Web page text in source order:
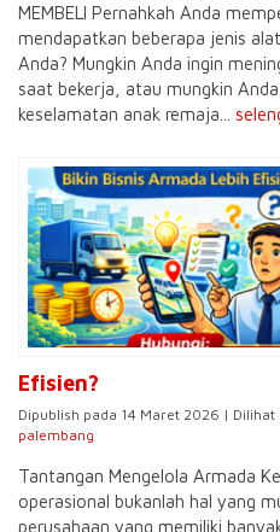
MEMBELI Pernahkah Anda
mendapatkan beberapa jenis
Anda? Mungkin Anda ingin
saat bekerja, atau mungkin
keselamatan anak remaja...
Efisien?
Dipublish pada 14 Maret 2026 |
palembang
Tantangan Mengelola Armada
operasional bukanlah hal yang
perusahaan yang memiliki